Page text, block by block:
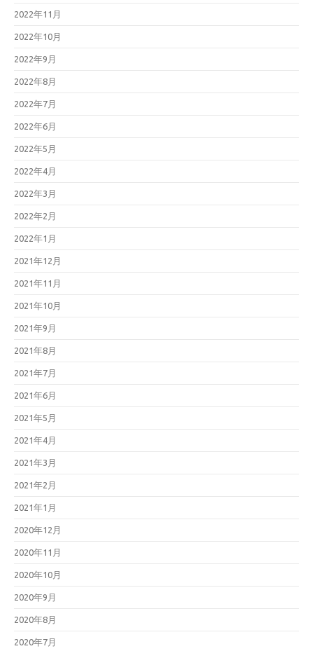
2022年11月
2022年10月
2022年9月
2022年8月
2022年7月
2022年6月
2022年5月
2022年4月
2022年3月
2022年2月
2022年1月
2021年12月
2021年11月
2021年10月
2021年9月
2021年8月
2021年7月
2021年6月
2021年5月
2021年4月
2021年3月
2021年2月
2021年1月
2020年12月
2020年11月
2020年10月
2020年9月
2020年8月
2020年7月